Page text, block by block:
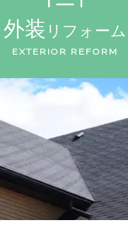
外装 リフォーム
EXTERIOR REFORM